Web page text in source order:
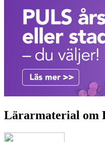
Lärarmaterial om